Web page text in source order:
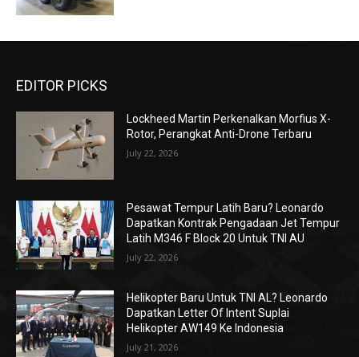
EDITOR PICKS
Lockheed Martin Perkenalkan Morfius X-
Rotor, Perangkat Anti-Drone Terbaru
July 22, 2026
Pesawat Tempur Latih Baru? Leonardo
Dapatkan Kontrak Pengadaan Jet Tempur
Latih M346 F Block 20 Untuk TNI AU
July 22, 2026
Helikopter Baru Untuk TNI AL? Leonardo
Dapatkan Letter Of Intent Suplai
Helikopter AW149 Ke Indonesia
July 21, 2026